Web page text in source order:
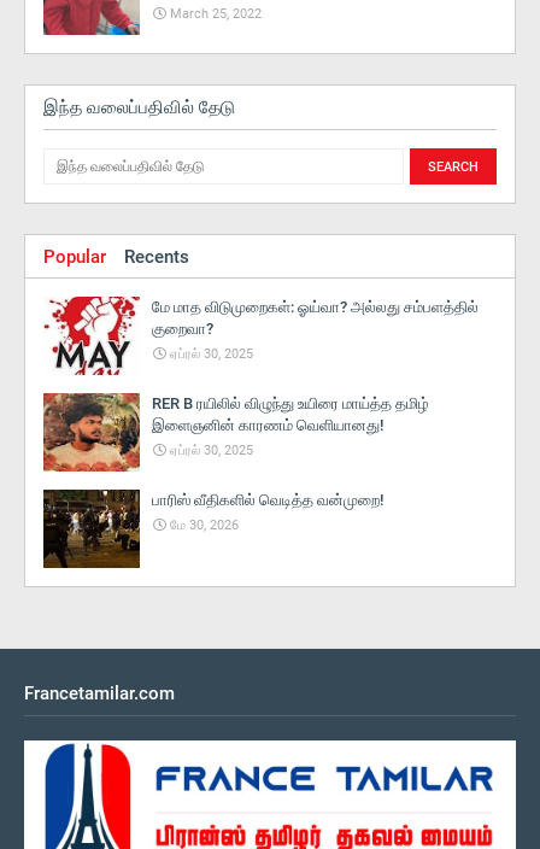
March 25, 2022
இந்த வலைப்பதிவில் தேடு
Popular Recents
மே மாத விடுமுறைகள்: ஓய்வா? அல்லது சம்பளத்தில்
குறைவா?
ஏப்ரல் 30, 2025
RER B ரயிலில் விழுந்து உயிரை மாய்த்த தமிழ்
இளைஞனின் காரணம் வெளியானது!
ஏப்ரல் 30, 2025
பாரிஸ் வீதிகளில் வெடித்த வன்முறை!
மே 30, 2026
Francetamilar.com